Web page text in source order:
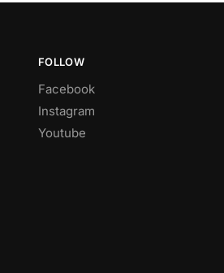
FOLLOW
Facebook
Instagram
Youtube